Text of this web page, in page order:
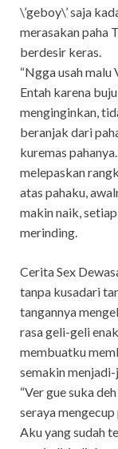
\’geboy\’ saja
merasakan paha
berdesir keras.
“Ngga usah malu
Entah karena
menginginkan,
beranjak dari
kuremas
melepaskan
atas pahaku,
makin naik,
merinding.
Cerita Sex
tanpa kusadari
tangannya
rasa geli-geli
membuatku
semakin
“Ver gue suka
seraya
Aku yang sudah